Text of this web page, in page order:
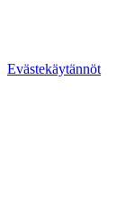
Evästekäytännöt